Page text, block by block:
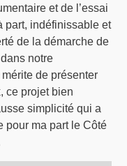
et de l’essai
part, indéfinissable et
de la démarche de
notre
de présenter
ce projet bien
simplicité qui a
pour ma part le Côté